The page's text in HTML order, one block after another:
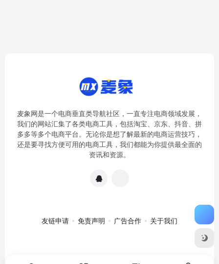
麦象网是一个电商垂直类导航社区，一直专注电商领域发展，
我们的网站汇集了各类电商工具，包括淘宝、京东、抖音、拼
多多等多个电商平台。无论你是想了解最新的电商运营技巧，
还是要寻找方便可用的电商工具，我们都能为你提供最全面的
资讯和资源。
友链申请 免责声明 广告合作 关于我们